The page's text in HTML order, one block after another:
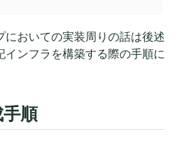
においての実装周りの話は後述
インフラを構築する際の手順に
順